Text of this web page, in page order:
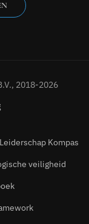
2018-2026
Kompas
veiligheid